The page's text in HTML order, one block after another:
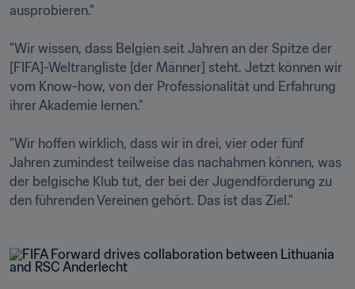
ausprobieren."
"Wir wissen, dass Belgien seit Jahren an der Spitze der
[FIFA]-Weltrangliste [der Männer] steht. Jetzt können wir
vom Know-how, von der Professionalität und Erfahrung
ihrer Akademie lernen."
"Wir hoffen wirklich, dass wir in drei, vier oder fünf
Jahren zumindest teilweise das nachahmen können, was
der belgische Klub tut, der bei der Jugendförderung zu